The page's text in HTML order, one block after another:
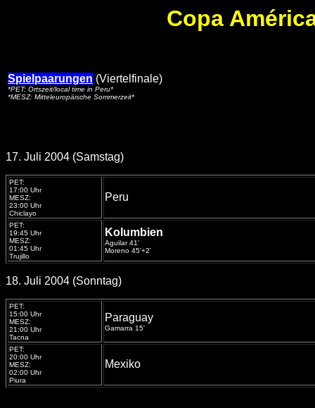
Copa
Spielpaarungen (Viertelfinale)
*PET: Ortszeit/local time in Peru*
*MESZ: Mitteleuropäische Sommerzeit*
17. Juli 2004 (Samstag)
PET:
17:00 Uhr
MESZ:
23:00 Uhr
Chiclayo
Peru
PET:
19:45 Uhr
MESZ:
01:45 Uhr
Trujillo
Kolumbien
Aguilar 41'
Moreno 45'+2'
18. Juli 2004 (Sonntag)
PET:
15:00 Uhr
MESZ:
21:00 Uhr
Tacna
Paraguay
Gamarra 15'
PET:
20:00 Uhr
MESZ:
02:00 Uhr
Piura
Mexiko